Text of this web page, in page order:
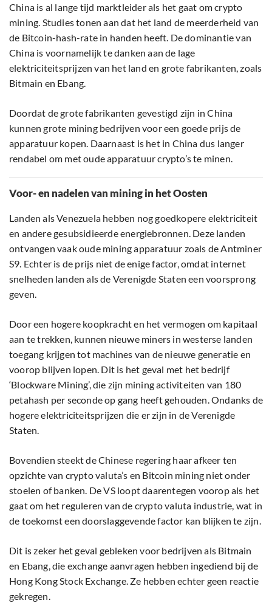
China is al lange tijd marktleider als het gaat om crypto
mining. Studies tonen aan dat het land de meerderheid van
de Bitcoin-hash-rate in handen heeft. De dominantie van
China is voornamelijk te danken aan de lage
elektriciteitsprijzen van het land en grote fabrikanten, zoals
Bitmain en Ebang.
Doordat de grote fabrikanten gevestigd zijn in China
kunnen grote mining bedrijven voor een goede prijs de
apparatuur kopen. Daarnaast is het in China dus langer
rendabel om met oude apparatuur crypto’s te minen.
Voor- en nadelen van mining in het Oosten
Landen als Venezuela hebben nog goedkopere elektriciteit
en andere gesubsidieerde energiebronnen. Deze landen
ontvangen vaak oude mining apparatuur zoals de Antminer
S9. Echter is de prijs niet de enige factor, omdat internet
snelheden landen als de Verenigde Staten een voorsprong
geven.
Door een hogere koopkracht en het vermogen om kapitaal
aan te trekken, kunnen nieuwe miners in westerse landen
toegang krijgen tot machines van de nieuwe generatie en
voorop blijven lopen. Dit is het geval met het bedrijf
‘Blockware Mining’, die zijn mining activiteiten van 180
petahash per seconde op gang heeft gehouden. Ondanks de
hogere elektriciteitsprijzen die er zijn in de Verenigde
Staten.
Bovendien steekt de Chinese regering haar afkeer ten
opzichte van crypto valuta’s en Bitcoin mining niet onder
stoelen of banken. De VS loopt daarentegen voorop als het
gaat om het reguleren van de crypto valuta industrie, wat in
de toekomst een doorslaggevende factor kan blijken te zijn.
Dit is zeker het geval gebleken voor bedrijven als Bitmain
en Ebang, die exchange aanvragen hebben ingediend bij de
Hong Kong Stock Exchange. Ze hebben echter geen reactie
gekregen.